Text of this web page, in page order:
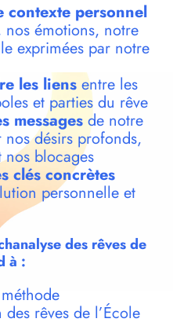
contexte personnel
émotions, notre
exprimées par notre
les liensentre les
et parties du rêve
messagesde notre
désirs profonds,
nos blocages
clés concrètes
personnelle et
des rêves de
à :
rêves de l’École